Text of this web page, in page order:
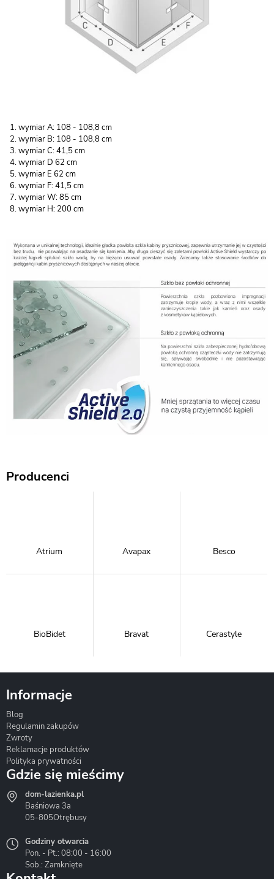
wymiar A: 108 - 108,8 cm
wymiar B: 108 - 108,8 cm
wymiar C: 41,5 cm
wymiar D 62 cm
wymiar E 62 cm
wymiar F: 41,5 cm
wymiar W: 85 cm
wymiar H: 200 cm
Producenci
Atrium Avapax Besco
BioBidet Bravat Cerastyle
Hydrostop
Informacje
Blog
Regulamin zakupów
Zwroty
Reklamacje produktów
Polityka prywatności
Gdzie się mieścimy
dom-lazienka.pl
Baśniowa 3a
05-805Otrębusy
Godziny otwarcia
Pon. - Pt.: 08:00 - 16:00
Sob.: Zamknięte